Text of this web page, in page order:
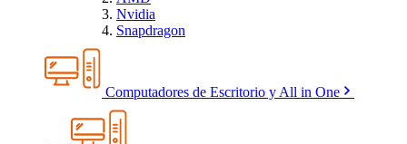
Nvidia
Snapdragon
Computadores de Escritorio y All in One